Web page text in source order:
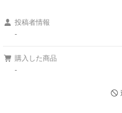
投稿者情報
-
購入した商品
-